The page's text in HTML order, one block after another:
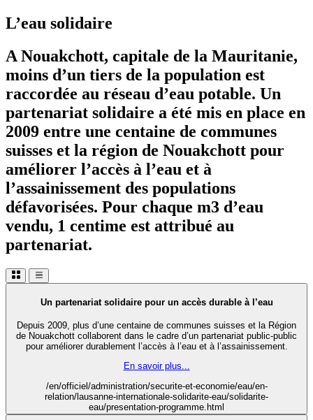
L’eau solidaire
A Nouakchott, capitale de la Mauritanie,
moins d’un tiers de la population est
raccordée au réseau d’eau potable. Un
partenariat solidaire a été mis en place en
2009 entre une centaine de communes
suisses et la région de Nouakchott pour
améliorer l’accès à l’eau et à
l’assainissement des populations
défavorisées. Pour chaque m3 d’eau
vendu, 1 centime est attribué au
partenariat.
Un partenariat solidaire pour un accès durable à l’eau
Depuis 2009, plus d’une centaine de communes suisses et la Région
de Nouakchott collaborent dans le cadre d’un partenariat public-public
pour améliorer durablement l’accès à l’eau et à l’assainissement.
En savoir plus...
/en/officiel/administration/securite-et-economie/eau/en-
relation/lausanne-internationale-solidarite-eau/solidarite-
eau/presentation-programme.html